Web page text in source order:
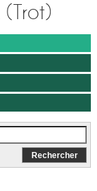
(Trot)